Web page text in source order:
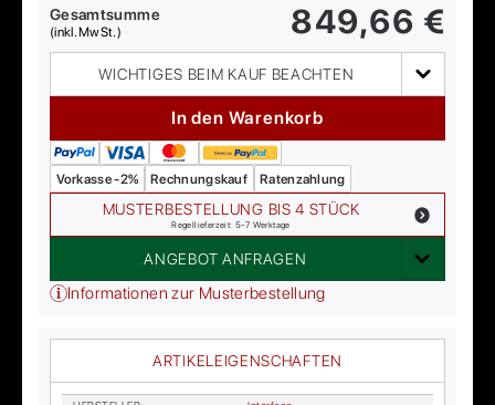
Gesamtsumme
(inkl. MwSt.) 849,66 €
WICHTIGES BEIM KAUF BEACHTEN
In den Warenkorb
Vorkasse -2% Rechnungskauf Ratenzahlung
MUSTERBESTELLUNG BIS 4 STÜCK
Regellieferzeit: 5-7 Werktage
ANGEBOT ANFRAGEN
Informationen zur Musterbestellung
ARTIKELEIGENSCHAFTEN